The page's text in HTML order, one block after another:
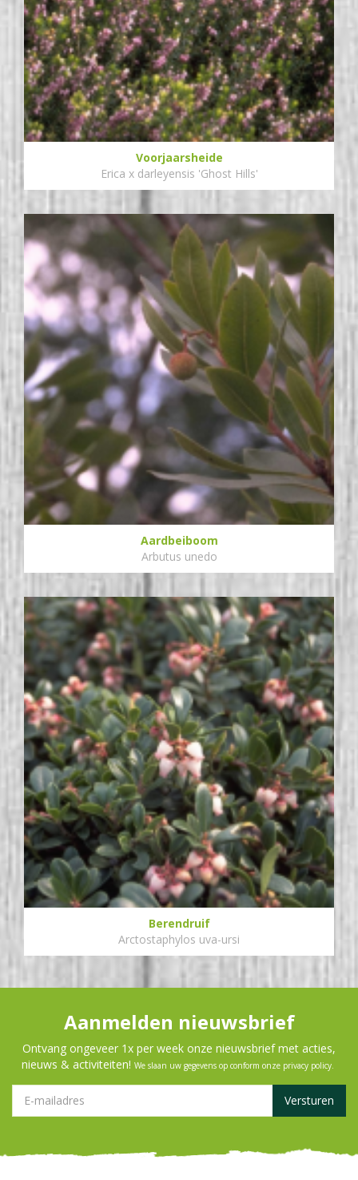
Voorjaarsheide
Erica x darleyensis 'Ghost Hills'
Aardbeiboom
Arbutus unedo
Berendruif
Arctostaphylos uva-ursi
Aanmelden nieuwsbrief
Ontvang ongeveer 1x per week onze nieuwsbrief met acties,
nieuws & activiteiten! We slaan uw gegevens op conform onze privacy policy.